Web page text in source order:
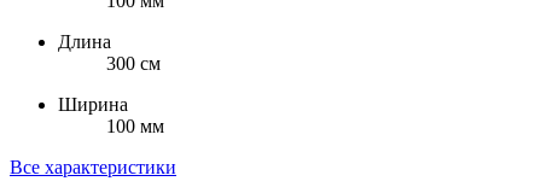
Длина
300 см
Ширина
100 мм
Все характеристики